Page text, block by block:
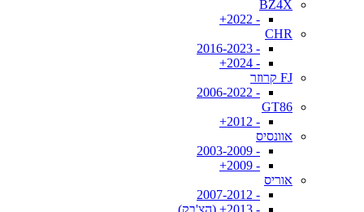
BZ4X
- 2022+
CHR
- 2016-2023
- 2024+
FJ קרוזר
- 2006-2022
GT86
- 2012+
אוונסיס
- 2003-2009
- 2009+
אוריס
- 2007-2012
- 2013+ (הצ'בק)